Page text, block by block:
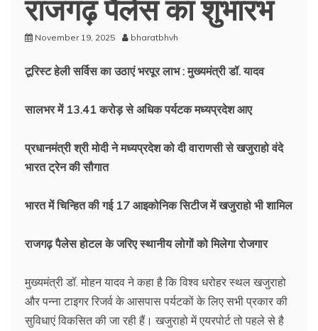
November 19, 2025 bharatbhvh
टूरिस्ट हेली सर्विस का उठाएं भरपूर लाभ : मुख्यमंत्री डॉ. यादव
सालभर में 13.41 करोड़ से अधिक पर्यटक मध्यप्रदेश आए
प्रधानमंत्री श्री मोदी ने मध्यप्रदेश को दी वाराणसी सेखजुराहो वंदे
भारत ट्रेन की सौगात
भारत में चिन्हित की गई 17 आइकोनिक सिटीज में खजुराहो भी शामिल
राजगढ़ पैलेस होटल के जरिए स्थानीय लोगों को मिलेगा रोजगार
मुख्यमंत्री डॉ. मोहन यादव ने कहा है कि विश्व धरोहर स्थल खजुराहो
और पन्ना टाइगर रिजर्व के आसपास पर्यटकों के लिए सभी प्रकार की
सुविधाएं विकसित की जा रही हैं। खजुराहो में एयरपोर्ट तो पहले से है